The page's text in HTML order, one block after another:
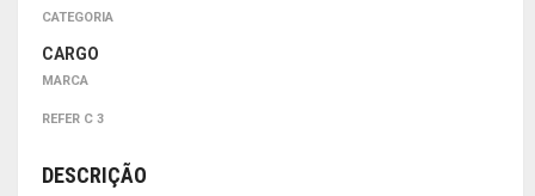
CATEGORIA
CARGO
MARCA
REFER C 3
DESCRIÇÃO